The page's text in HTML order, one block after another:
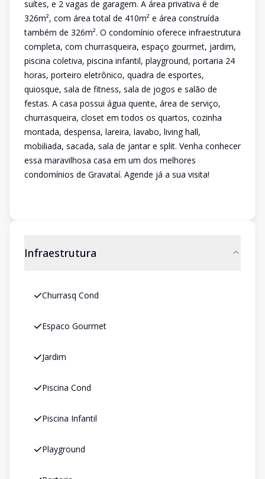
suítes, e 2 vagas de garagem. A área privativa é de
326m², com área total de 410m² e área construída
também de 326m². O condomínio oferece infraestrutura
completa, com churrasqueira, espaço gourmet, jardim,
piscina coletiva, piscina infantil, playground, portaria 24
horas, porteiro eletrônico, quadra de esportes,
quiosque, sala de fitness, sala de jogos e salão de
festas. A casa possui água quente, área de serviço,
churrasqueira, closet em todos os quartos, cozinha
montada, despensa, lareira, lavabo, living hall,
mobiliada, sacada, sala de jantar e split. Venha conhecer
essa maravilhosa casa em um dos melhores
condomínios de Gravataí. Agende já a sua visita!
Infraestrutura
Churrasq Cond
Espaco Gourmet
Jardim
Piscina Cond
Piscina Infantil
Playground